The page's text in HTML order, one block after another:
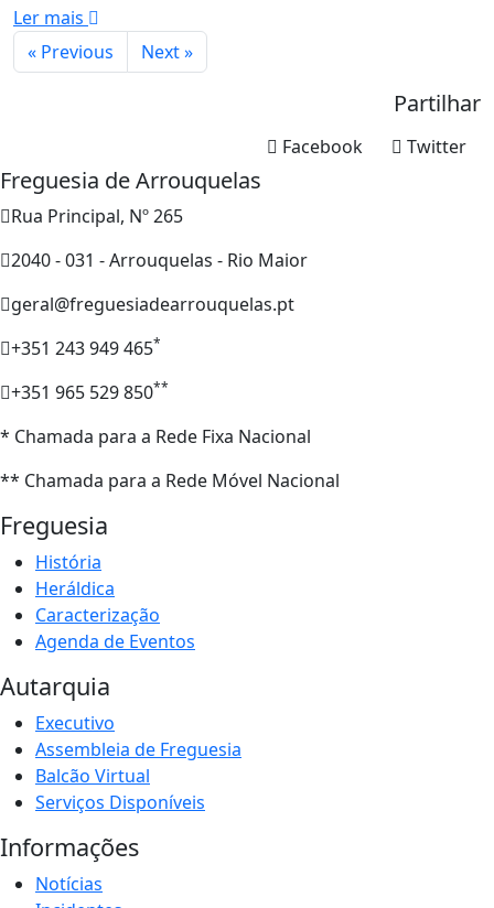
Ler mais
« Previous
Next »
Partilhar
Twitter
Facebook
Freguesia de Arrouquelas
Rua Principal, Nº 265
2040 - 031 - Arrouquelas - Rio Maior
geral@freguesiadearrouquelas.pt
+351 243 949 465*
+351 965 529 850**
* Chamada para a Rede Fixa Nacional
** Chamada para a Rede Móvel Nacional
Freguesia
História
Heráldica
Caracterização
Agenda de Eventos
Autarquia
Executivo
Assembleia de Freguesia
Balcão Virtual
Serviços Disponíveis
Informações
Notícias